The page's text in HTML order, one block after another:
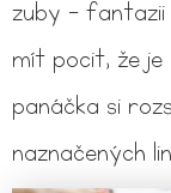
zuby - fantazii
mít pocit, že je
panáčka si
naznačených